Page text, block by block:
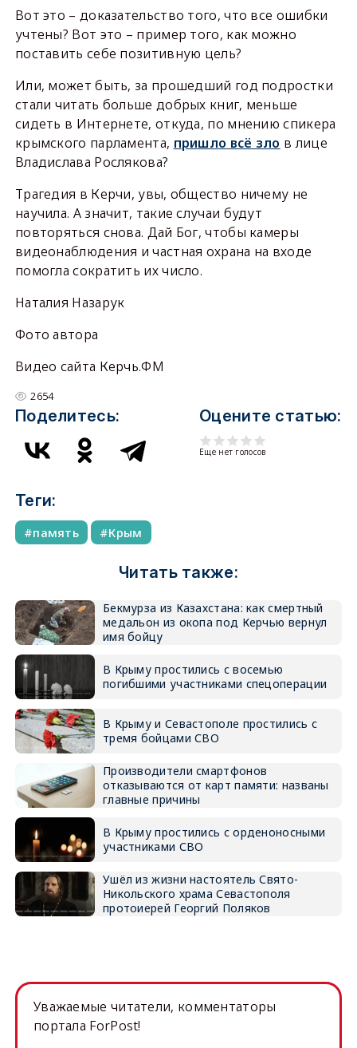
Вот это – доказательство того, что все ошибки
учтены? Вот это – пример того, как можно
поставить себе позитивную цель?
Или, может быть, за прошедший год подростки
стали читать больше добрых книг, меньше
сидеть в Интернете, откуда, по мнению спикера
крымского парламента, пришло всё зло в лице
Владислава Рослякова?
Трагедия в Керчи, увы, общество ничему не
научила. А значит, такие случаи будут
повторяться снова. Дай Бог, чтобы камеры
видеонаблюдения и частная охрана на входе
помогла сократить их число.
Наталия Назарук
Фото автора
Видео сайта Керчь.ФМ
2654
Поделитесь: Оцените статью:
Еще нет голосов
Теги:
память Крым
Читать также:
Бекмурза из Казахстана: как смертный
медальон из окопа под Керчью вернул
имя бойцу
В Крыму простились с восемью
погибшими участниками спецоперации
В Крыму и Севастополе простились с
тремя бойцами СВО
Производители смартфонов
отказываются от карт памяти: названы
главные причины
В Крыму простились с орденоносными
участниками СВО
Ушёл из жизни настоятель Свято-
Никольского храма Севастополя
протоиерей Георгий Поляков
Уважаемые читатели, комментаторы
портала ForPost!